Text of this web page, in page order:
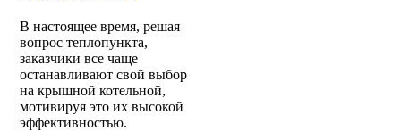
В настоящее время, решая
вопрос теплопункта,
заказчики все чаще
останавливают свой выбор
на крышной котельной,
мотивируя это их высокой
эффективностью.